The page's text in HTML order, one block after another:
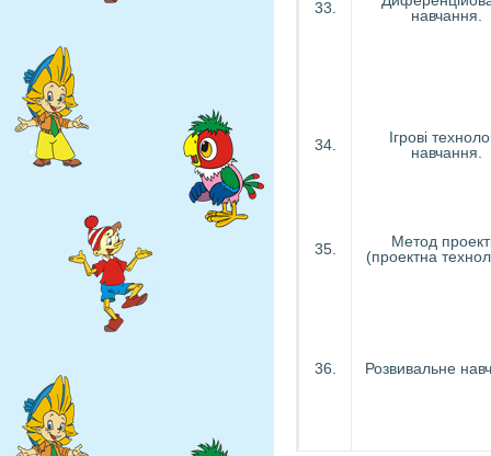
33.
навчання.
34.
Ігрові
навчання.
35.
Метод
(проектна
36. Розвивальне